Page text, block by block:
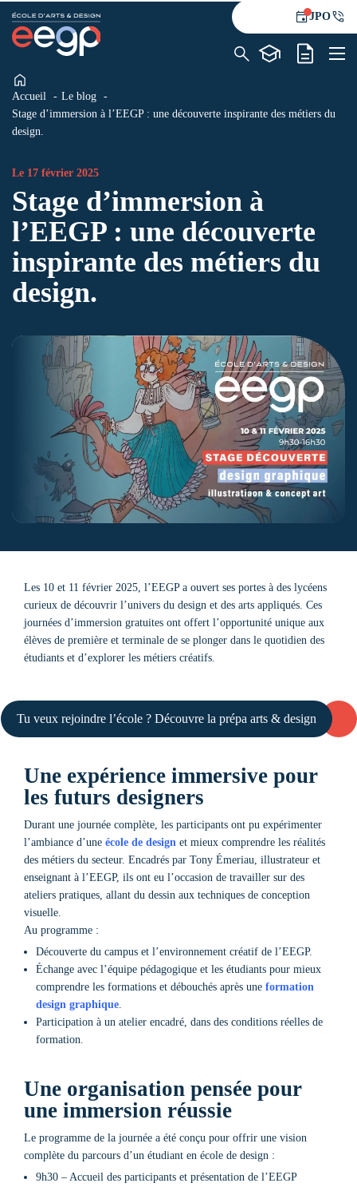
JPO
L’école
Formations
Le blog
Contact
Accueil
Le blog
Stage d’immersion à l’EEGP : une découverte inspirante des métiers du
design.
Le 17 février 2025
Stage d’immersion à
l’EEGP : une découverte
inspirante des métiers du
design.
Les 10 et 11 février 2025, l’EEGP a ouvert ses portes à des lycéens
curieux de découvrir l’univers du design et des arts appliqués. Ces
journées d’immersion gratuites ont offert l’opportunité unique aux
élèves de première et terminale de se plonger dans le quotidien des
étudiants et d’explorer les métiers créatifs.
Tu veux rejoindre l’école ? Découvre la prépa arts & design
Une expérience immersive pour
les futurs designers
Durant une journée complète, les participants ont pu expérimenter
l’ambiance d’une école de design et mieux comprendre les réalités
des métiers du secteur. Encadrés par Tony Émeriau, illustrateur et
enseignant à l’EEGP, ils ont eu l’occasion de travailler sur des
ateliers pratiques, allant du dessin aux techniques de conception
visuelle.
Au programme :
Découverte du campus et l’environnement créatif de l’EEGP.
Échange avec l’équipe pédagogique et les étudiants pour mieux
comprendre les formations et débouchés après une formation
design graphique.
Participation à un atelier encadré, dans des conditions réelles de
formation.
Une organisation pensée pour
une immersion réussie
Le programme de la journée a été conçu pour offrir une vision
complète du parcours d’un étudiant en école de design :
9h30 – Accueil des participants et présentation de l’EEGP